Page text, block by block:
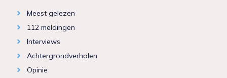
Meest gelezen
112 meldingen
Interviews
Achtergrondverhalen
Opinie